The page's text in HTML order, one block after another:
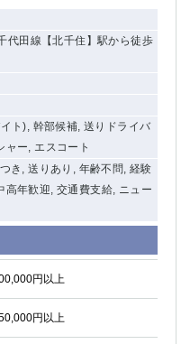
代田線【北千住】駅から徒歩
ト), 幹部候補, 送りドライバ
ャー, エスコート
き, 送りあり, 年齢不問, 経験
高年歓迎, 交通費支給, ニュー
円以上
円以上